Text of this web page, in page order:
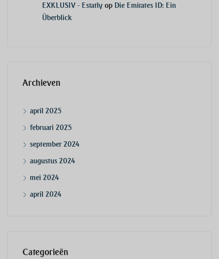
EXKLUSIV - Estatly op Die Emirates ID: Ein
Überblick
Archieven
april 2025
februari 2025
september 2024
augustus 2024
mei 2024
april 2024
Categorieën